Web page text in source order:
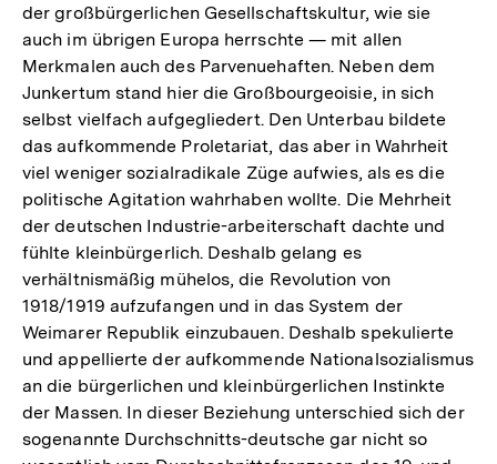
der großbürgerlichen Gesellschaftskultur, wie sie
auch im übrigen Europa herrschte — mit allen
Merkmalen auch des Parvenuehaften. Neben dem
Junkertum stand hier die Großbourgeoisie, in sich
selbst vielfach aufgegliedert. Den Unterbau bildete
das aufkommende Proletariat, das aber in Wahrheit
viel weniger sozialradikale Züge aufwies, als es die
politische Agitation wahrhaben wollte. Die Mehrheit
der deutschen Industrie-arbeiterschaft dachte und
fühlte kleinbürgerlich. Deshalb gelang es
verhältnismäßig mühelos, die Revolution von
1918/1919 aufzufangen und in das System der
Weimarer Republik einzubauen. Deshalb spekulierte
und appellierte der aufkommende Nationalsozialismus
an die bürgerlichen und kleinbürgerlichen Instinkte
der Massen. In dieser Beziehung unterschied sich der
sogenannte Durchschnitts-deutsche gar nicht so